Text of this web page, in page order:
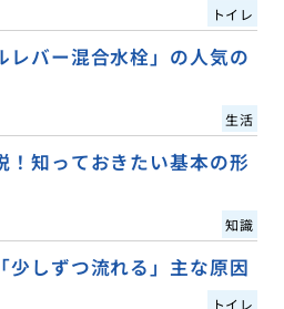
トイレ
レバー混合水栓」の人気の
生活
！知っておきたい基本の形
知識
少しずつ流れる」主な原因
トイレ